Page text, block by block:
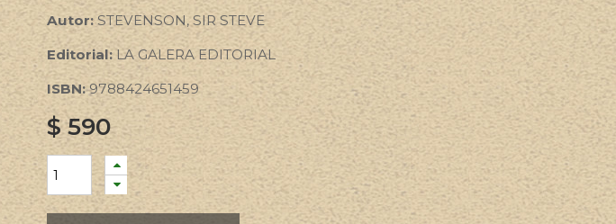
Autor: STEVENSON, SIR STEVE
Editorial: LA GALERA EDITORIAL
ISBN:9788424651459
$590